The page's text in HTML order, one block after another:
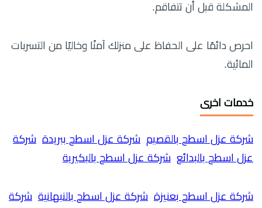
المشكلة قبل أن تتفاقم.
احرص دائمًا على الحفاظ على منزلك آمنًا وخاليًا من التسربات
المائية.
خدمات اخرى
شركة عزل اسطح بالقصيم شركة عزل اسطح ببريدة شركة
عزل اسطح بالبدائع شركة عزل اسطح بالبكيرية
شركة عزل اسطح بعنيزة شركة عزل اسطح بالنبهانية شركة